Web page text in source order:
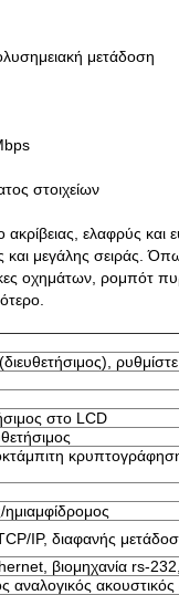
μετάδοση
στοιχείων
ελαφρύς
μεγάλης σειράς.
οχημάτων, ρομπότ
στο LCD
IP, διαφανής
βιομηχανία rs-
αναλογικός